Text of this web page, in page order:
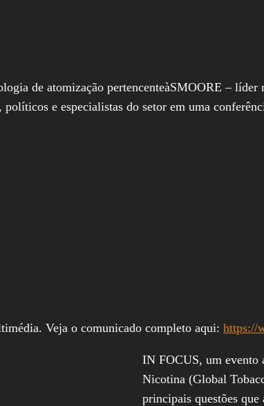
de atomização pertencenteàSMOORE –
políticos e especialistas do setor em uma
Veja o comunicado completo aqui: https://
IN FOCUS, um evento
Nicotina (Global
principais questões que